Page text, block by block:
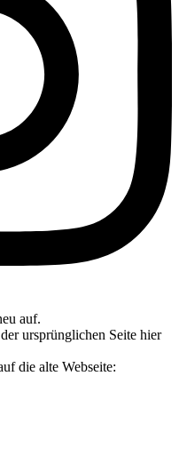
auf.
ursprünglichen Seite hier
die alte Webseite: